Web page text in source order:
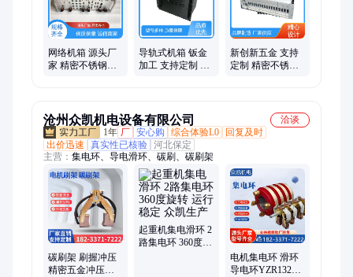
网络机箱 源头厂
家 精密不锈钢冲
导轨式机箱 钣金
加工 支持定制 精
新创新五金 支持
定制 精密不锈钢
沧州众凯机电设备有限公司
洽谈
1年 厂 安心购 综合体验L0
回复及时
出价迅速
真实性已核验 河北保定
主营： 集电环、导电滑环、碳刷、碳刷架
碳刷架 刷握冲压
精密五金冲压件
起重机集电滑环 2
路集电环 360度旋
电机集电环 滑环
导电环YZR132轴